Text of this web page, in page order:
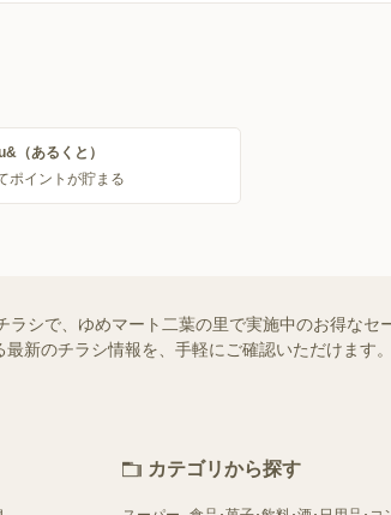
（あるくと）
ポイントが貯まる
シで、ゆめマート二葉の里で実施中のお得な
新のチラシ情報を、手軽にご確認いただけます
カテゴリから探す